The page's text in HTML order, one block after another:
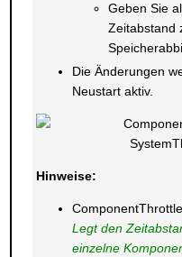
Geben Sie
Zeitabstand
Die Änderungen
Neustart aktiv.
Hinweise:
Legt den
einzelne